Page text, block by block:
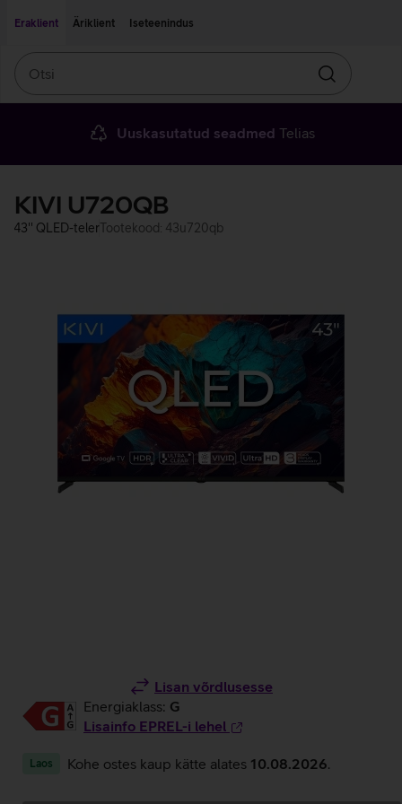
Eraklient
Äriklient Iseteenindus
Otsin
Uuskasutatud seadmed Telias
KIVI U720QB
43'' QLED-telerTootekood: 43u720qb
Lisan võrdlusesse
Energiaklass: G
Lisainfo EPREL-i lehel
Laos Kohe ostes kaup kätte alates 10.08.2026